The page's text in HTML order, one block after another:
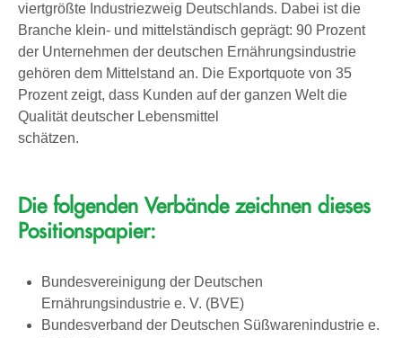
viertgrößte Industriezweig Deutschlands. Dabei ist die
Branche klein- und mittelständisch geprägt: 90 Prozent
der Unternehmen der deutschen Ernährungsindustrie
gehören dem Mittelstand an. Die Exportquote von 35
Prozent zeigt, dass Kunden auf der ganzen Welt die
Qualität deutscher Lebensmittel
schätzen.
Die folgenden Verbände zeichnen dieses
Positionspapier:
Bundesvereinigung der Deutschen
Ernährungsindustrie e. V. (BVE)
Bundesverband der Deutschen Süßwarenindustrie e.